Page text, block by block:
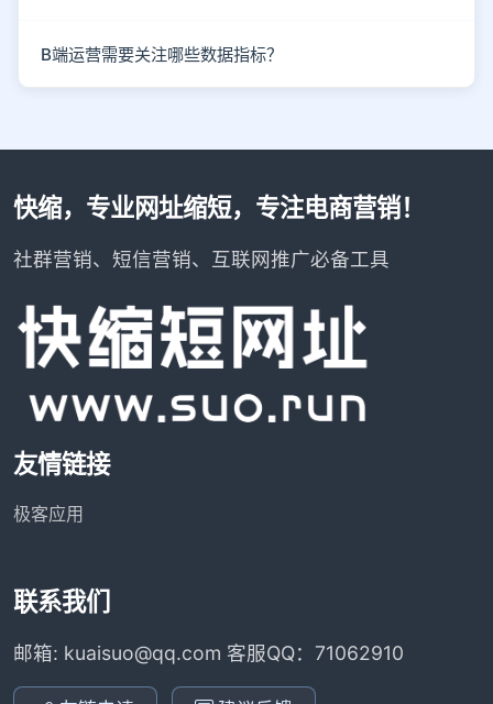
B端运营需要关注哪些数据指标？
快缩，专业网址缩短，专注电商营销！
社群营销、短信营销、互联网推广必备工具
友情链接
极客应用
联系我们
邮箱: kuaisuo@qq.com 客服QQ：71062910